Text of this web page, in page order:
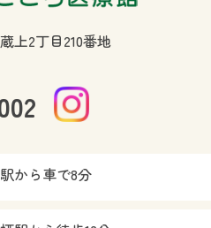
上2丁目210番地
から車で8分